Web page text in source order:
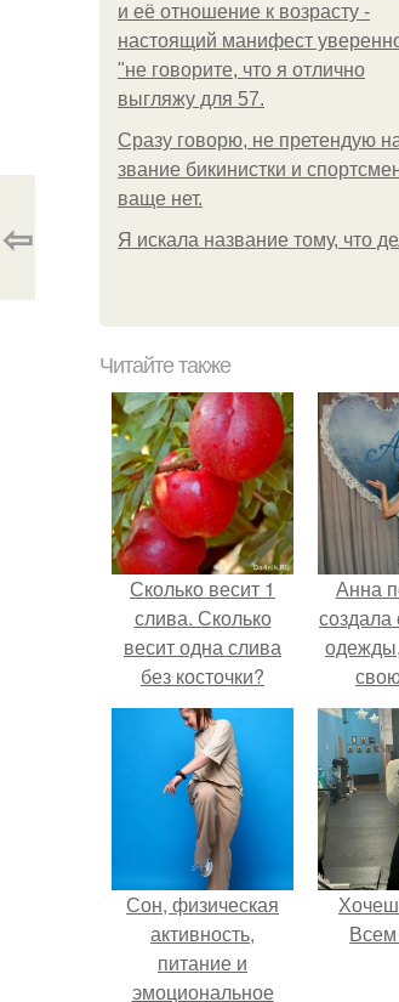
и её отношение к возрасту -
настоящий манифест
"не говорите, что я отлично
выгляжу для 57.
Сразу говорю, не претендую
звание бикинистки и
ваще нет.
Я искала название тому, что
⇦
Читайте также
Сколько весит 1
слива. Сколько
весит одна слива
без косточки?
Анна
Сон, физическая
активность,
питание и
эмоциональное
Всем